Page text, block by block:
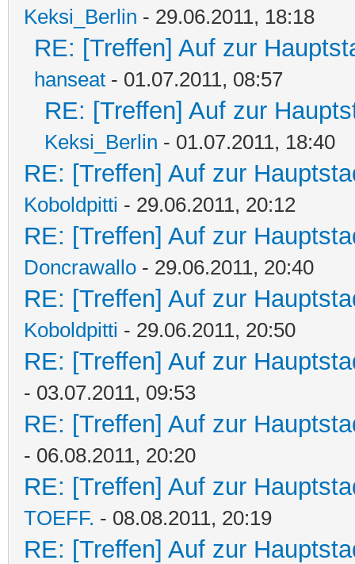
Keksi_Berlin - 29.06.2011, 18:18
RE: [Treffen] Auf zur
hanseat - 01.07.2011, 08:57
RE: [Treffen] Auf zur
Keksi_Berlin - 01.07.2011, 18:40
RE: [Treffen] Auf zur
Koboldpitti - 29.06.2011, 20:12
RE: [Treffen] Auf zur
Doncrawallo - 29.06.2011, 20:40
RE: [Treffen] Auf zur
Koboldpitti - 29.06.2011, 20:50
RE: [Treffen] Auf zur
- 03.07.2011, 09:53
RE: [Treffen] Auf zur
- 06.08.2011, 20:20
RE: [Treffen] Auf zur
TOEFF. - 08.08.2011, 20:19
RE: [Treffen] Auf zur